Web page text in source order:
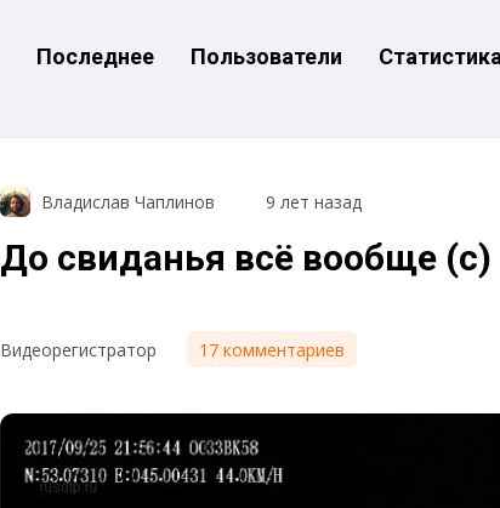
Последнее Пользователи
Владислав Чаплинов 9 лет назад
До свиданья всё вообще (с)
Видеорегистратор 17 комментариев